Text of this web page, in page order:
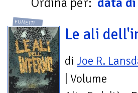
FUMETTI
Le ali
di Joe R.
| Volume